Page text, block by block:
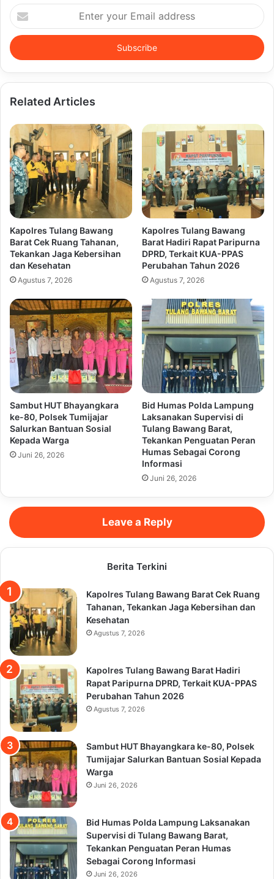
Enter
your
Email
address
Related Articles
Kapolres Tulang Bawang
Barat Cek Ruang Tahanan,
Tekankan Jaga Kebersihan
dan Kesehatan
Agustus 7, 2026
Kapolres Tulang Bawang
Barat Hadiri Rapat Paripurna
DPRD, Terkait KUA-PPAS
Perubahan Tahun 2026
Agustus 7, 2026
Sambut HUT Bhayangkara
ke-80, Polsek Tumijajar
Salurkan Bantuan Sosial
Kepada Warga
Juni 26, 2026
Bid Humas Polda Lampung
Laksanakan Supervisi di
Tulang Bawang Barat,
Tekankan Penguatan Peran
Humas Sebagai Corong
Informasi
Juni 26, 2026
Leave a Reply
Berita Terkini
Kapolres Tulang Bawang Barat Cek Ruang
Tahanan, Tekankan Jaga Kebersihan dan
Kesehatan
Agustus 7, 2026
Kapolres Tulang Bawang Barat Hadiri
Rapat Paripurna DPRD, Terkait KUA-PPAS
Perubahan Tahun 2026
Agustus 7, 2026
Sambut HUT Bhayangkara ke-80, Polsek
Tumijajar Salurkan Bantuan Sosial Kepada
Warga
Juni 26, 2026
Bid Humas Polda Lampung Laksanakan
Supervisi di Tulang Bawang Barat,
Tekankan Penguatan Peran Humas
Sebagai Corong Informasi
Juni 26, 2026